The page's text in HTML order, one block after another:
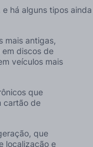
há alguns tipos ainda
mais antigas,
discos de
veículos mais
que
cartão de
que
localização e